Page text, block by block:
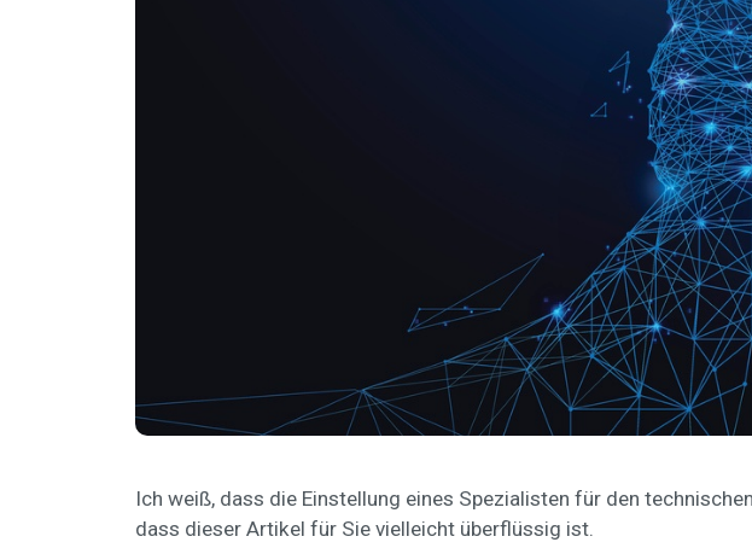
Ich weiß, dass die Einstellung eines Spezialisten für den
dass dieser Artikel für Sie vielleicht überflüssig ist.